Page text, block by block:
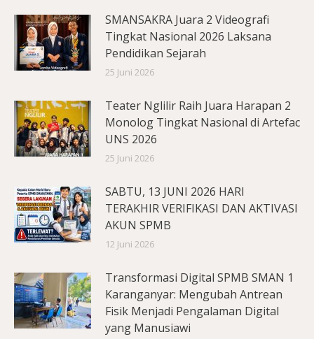
SMANSAKRA Juara 2 Videografi
Tingkat Nasional 2026 Laksana
Pendidikan Sejarah
25 Juni 2026
Teater Nglilir Raih Juara Harapan 2
Monolog Tingkat Nasional di Artefac
UNS 2026
25 Juni 2026
SABTU, 13 JUNI 2026 HARI
TERAKHIR VERIFIKASI DAN AKTIVASI
AKUN SPMB
12 Juni 2026
Transformasi Digital SPMB SMAN 1
Karanganyar: Mengubah Antrean
Fisik Menjadi Pengalaman Digital
yang Manusiawi